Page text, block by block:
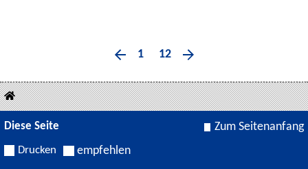
1 12
Diese Seite
Drucken empfehlen
Zum Seitenanfang